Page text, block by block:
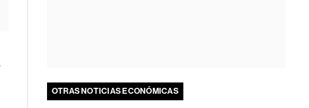
OTRAS NOTICIAS ECONÓMICAS